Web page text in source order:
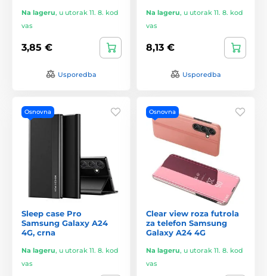
Na lageru, u utorak 11. 8. kod
vas
3,85 €
Usporedba
Na lageru, u utorak 11. 8. kod
vas
8,13 €
Usporedba
Osnovna
Sleep case Pro
Samsung Galaxy A24
4G, crna
Na lageru, u utorak 11. 8. kod
vas
Osnovna
Clear view roza futrola
za telefon Samsung
Galaxy A24 4G
Na lageru, u utorak 11. 8. kod
vas